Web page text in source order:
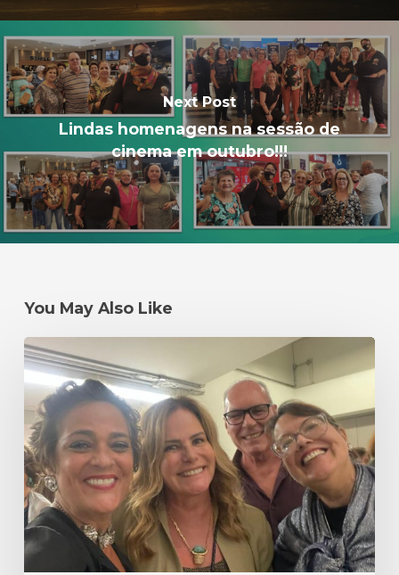
Next Post
Lindas homenagens na sessão de
cinema em outubro!!!
You May Also Like
Um
#tbt
mais
do
que
especial
–
Primeira
Edição
do